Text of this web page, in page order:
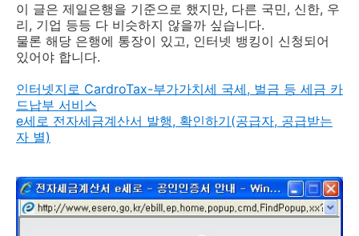
이 글은 제일은행을 기준으로 했지만, 다른 국민, 신한, 우
리, 기업 등등 다 비슷하지 않을까 싶습니다.
물론 해당 은행에 통장이 있고, 인터넷 뱅킹이 신청되어
있어야 합니다.
인터넷지로 CardroTax-부가가치세 국세, 벌금 등 세금 카
드납부 서비스
e세로 전자세금계산서 발행, 확인하기(공급자, 공급받는
자 별)